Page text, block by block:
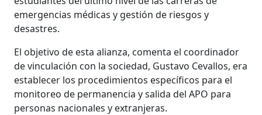
emergencias médicas y gestión de riesgos y
desastres.
El objetivo de esta alianza, comenta el coordinador
de vinculación con la sociedad, Gustavo Cevallos, era
establecer los procedimientos específicos para el
monitoreo de permanencia y salida del APO para
personas nacionales y extranjeras.